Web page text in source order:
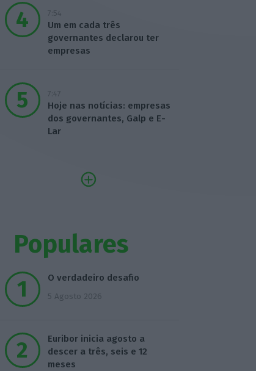
7:54
Um em cada três
governantes declarou ter
empresas
7:47
Hoje nas notícias: empresas
dos governantes, Galp e E-
Lar
Populares
O verdadeiro desafio
5 Agosto 2026
Euribor inicia agosto a
descer a três, seis e 12
meses